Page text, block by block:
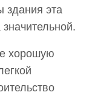
здания эта
хорошую